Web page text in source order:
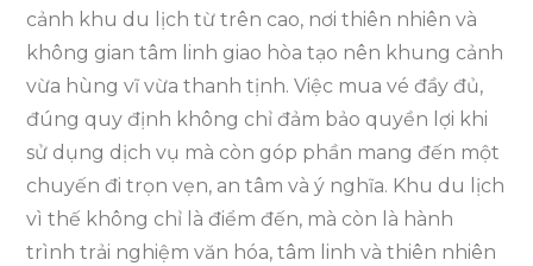
cảnh khu du lịch từ trên cao, nơi thiên nhiên và
không gian tâm linh giao hòa tạo nên khung cảnh
vừa hùng vĩ vừa thanh tịnh. Việc mua vé đầy đủ,
đúng quy định không chỉ đảm bảo quyền lợi khi
sử dụng dịch vụ mà còn góp phần mang đến một
chuyến đi trọn vẹn, an tâm và ý nghĩa. Khu du lịch
vì thế không chỉ là điểm đến, mà còn là hành
trình trải nghiệm văn hóa, tâm linh và thiên nhiên